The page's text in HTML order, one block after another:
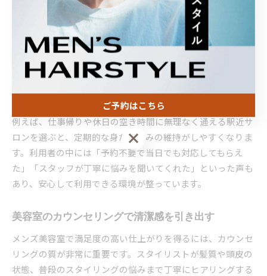
次に、設備や雰囲気が清潔で落ち着いた空間かどうかも重要
なチェックポイントです。カットやパーマ、カラーなどのメ
ニューが豊富なサロンは、幅広い要望に柔軟に対応してくれ
る傾向があります。さらに、予約のしやすさや営業時間の長
例えば、仕事帰りや休日の空き時間に無理なく通える駅近サ
ロンを選ぶと、定期的な身だしなみの維持がしやすくなりま
す。利用者の中には「予約不要で当日でも対応してもらえ
た」「スタッフが丁寧に悩みを聞いてくれた」といった声も
あり、安心して利用できる環境が整っています。
美容室のカウンセリングで清潔感を引き出す
メンズ美容室で満足度の高い仕上がりを得るには、カウンセ
リングの質が非常に重要です。スタイリストが髪質や頭皮の
状態、普段のスタイリングの悩みまで丁寧にヒアリングする
ご予約はこちら
ご予約はこちら